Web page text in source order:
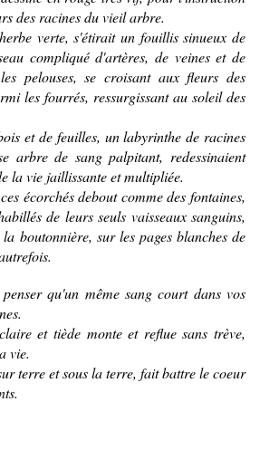
des racines du vieil arbre.
verte, s'étirait un fouillis sinueux de
compliqué d'artères, de veines et de
pelouses, se croisant aux fleurs des
les fourrés, ressurgissant au soleil des
et de feuilles, un labyrinthe de racines
arbre de sang palpitant, redessinaient
la vie jaillissante et multipliée.
écorchés debout comme des fontaines,
de leurs seuls vaisseaux sanguins,
boutonnière, sur les pages blanches de
qu'un même sang court dans vos
et tiède monte et reflue sans trève,
vie.
terre et sous la terre, fait battre le coeur